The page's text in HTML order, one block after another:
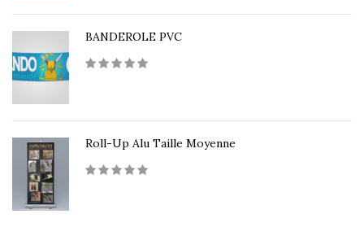
BANDEROLE PVC
Roll-Up Alu Taille Moyenne